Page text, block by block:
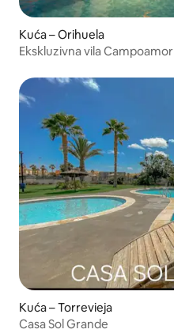
Kuća – Orihuela
Ekskluzivna vila Campoamor
Kuća – Torrevieja
Casa Sol Grande